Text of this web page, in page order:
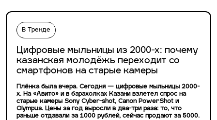
В Тренде
Цифровые мыльницы из 2000-х: почему
казанская молодёжь переходит со
смартфонов на старые камеры
Плёнка была вчера. Сегодня — цифровые мыльницы 2000-
х. На «Авито» и в барахолках Казани взлетел спрос на
старые камеры Sony Cyber-shot, Canon PowerShot и
Olympus. Цены за год выросли в два-три раза: то, что
раньше отдавали за 1000 рублей, сейчас продают за 5000.